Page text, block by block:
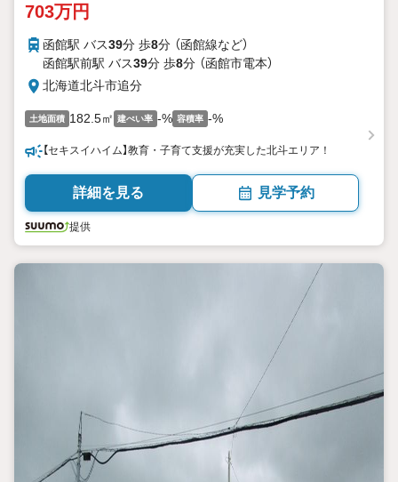
703万円
函館駅 バス39分 歩8分 （函館線など）
函館駅前駅 バス39分 歩8分 （函館市電本）
北海道北斗市追分
土地面積 182.5㎡ 建ぺい率 -% 容積率 -%
【セキスイハイム】教育・子育て支援が充実した北斗エリア！
詳細を見る 見学予約
提供